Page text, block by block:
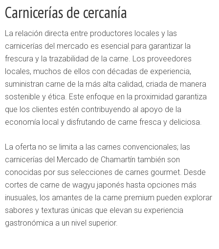
Carnicerías de cercanía
La relación directa entre productores locales y las
carnicerías del mercado es esencial para garantizar la
frescura y la trazabilidad de la carne. Los proveedores
locales, muchos de ellos con décadas de experiencia,
suministran carne de la más alta calidad, criada de manera
sostenible y ética. Este enfoque en la proximidad garantiza
que los clientes estén contribuyendo al apoyo de la
economía local y disfrutando de carne fresca y deliciosa.
La oferta no se limita a las carnes convencionales; las
carnicerías del Mercado de Chamartín también son
conocidas por sus selecciones de carnes gourmet. Desde
cortes de carne de wagyu japonés hasta opciones más
inusuales, los amantes de la carne premium pueden explorar
sabores y texturas únicas que elevan su experiencia
gastronómica a un nivel superior.